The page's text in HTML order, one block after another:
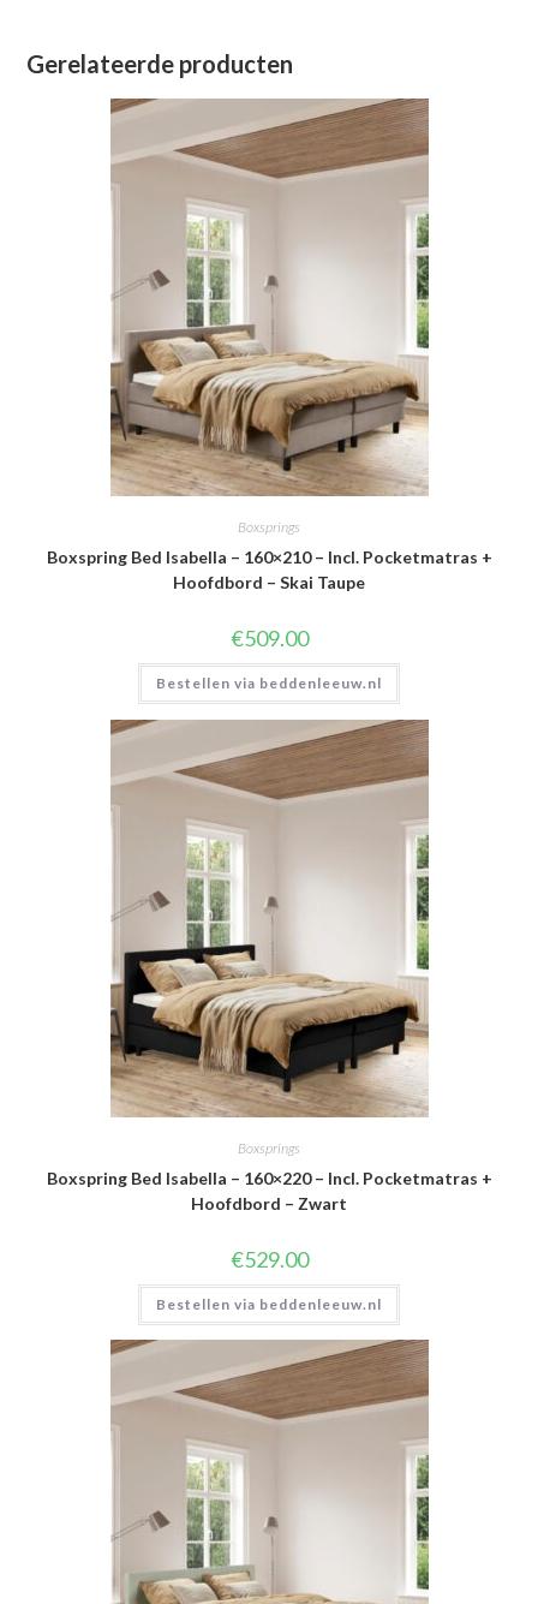
Gerelateerde producten
Boxsprings
Boxspring Bed Isabella – 160×210 – Incl. Pocketmatras +
Hoofdbord – Skai Taupe
€509.00
Bestellen via beddenleeuw.nl
Boxsprings
Boxspring Bed Isabella – 160×220 – Incl. Pocketmatras +
Hoofdbord – Zwart
€529.00
Bestellen via beddenleeuw.nl